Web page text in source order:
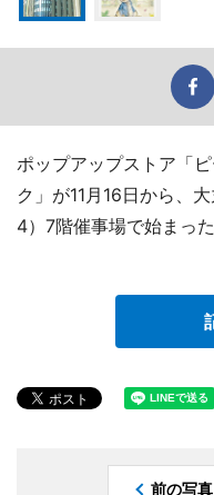
ポップアップストア「
ク」が11月16日から、
4）7階催事場で始まった
前の写真